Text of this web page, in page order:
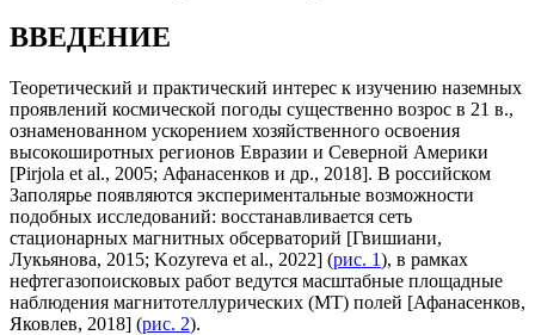
ВВЕДЕНИЕ
Теоретический и практический интерес к изучению наземных
проявлений космической погоды существенно возрос в 21 в.,
ознаменованном ускорением хозяйственного освоения
высокоширотных регионов Евразии и Северной Америки
[Pirjola et al., 2005; Афанасенков и др., 2018]. В российском
Заполярье появляются экспериментальные возможности
подобных исследований: восстанавливается сеть
стационарных магнитных обсерваторий [Гвишиани,
Лукьянова, 2015; Kozyreva et al., 2022] (рис. 1), в рамках
нефтегазопоисковых работ ведутся масштабные площадные
наблюдения магнитотеллурических (МТ) полей [Афанасенков,
Яковлев, 2018] (рис. 2).